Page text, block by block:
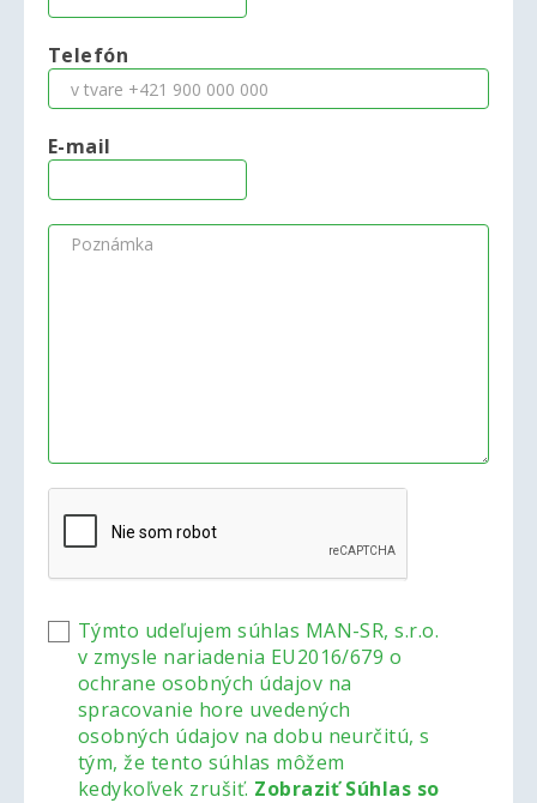
Telefón
E-mail
Týmto udeľujem súhlas MAN-SR, s.r.o.
v zmysle nariadenia EU2016/679 o
ochrane osobných údajov na
spracovanie hore uvedených
osobných údajov na dobu neurčitú, s
tým, že tento súhlas môžem
kedykoľvek zrušiť. Zobraziť Súhlas so